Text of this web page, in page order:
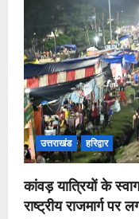
उत्तराखंड हरिद्वार
कांवड़ यात्रियों के
राष्ट्रीय राजमार्ग पर